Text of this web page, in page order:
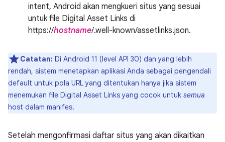
intent, Android akan mengkueri situs yang sesuai
untuk file Digital Asset Links di
https://hostname/.well-known/assetlinks.json.
Catatan: Di Android 11 (level API 30) dan yang lebih
rendah, sistem menetapkan aplikasi Anda sebagai pengendali
default untuk pola URL yang ditentukan hanya jika sistem
menemukan file Digital Asset Links yang cocok untuk semua
host dalam manifes.
Setelah mengonfirmasi daftar situs yang akan dikaitkan